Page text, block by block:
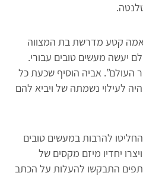
אמה קטע מדרשת בת המצווה
יעשה מעשים טובים עבורי.
העולם”. אביה הוסיף שכעת כל
לעילוי נשמתה של ויביא להם
להרבות במעשים טובים
יחדיו מיזם מקסים של
התבקשו להעלות על הכתב